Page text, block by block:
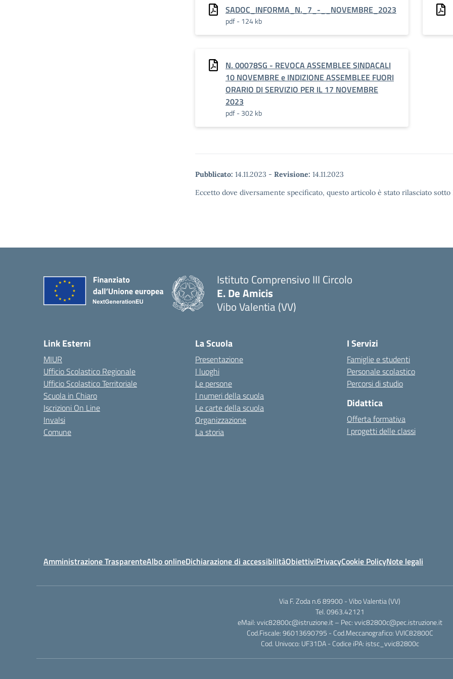
SADOC_INFORMA_N._7_-__NOVEMBRE_2023
pdf - 124 kb
N. 00078SG - REVOCA ASSEMBLEE SINDACALI
10 NOVEMBRE e INDIZIONE ASSEMBLEE FUORI
ORARIO DI SERVIZIO PER IL 17 NOVEMBRE
2023
pdf - 302 kb
Pubblicato: 14.11.2023 - Revisione: 14.11.2023
Eccetto dove diversamente specificato, questo articolo è stato rilasciato
Istituto Comprensivo III Circolo
E. De Amicis
Vibo Valentia (VV)
Link Esterni
MIUR
Ufficio Scolastico Regionale
Ufficio Scolastico Territoriale
Scuola in Chiaro
Iscrizioni On Line
Invalsi
Comune
La Scuola
Presentazione
I luoghi
Le persone
I numeri della scuola
Le carte della scuola
Organizzazione
La storia
I Servizi
Famiglie e studenti
Personale scolastico
Percorsi di studio
Didattica
Offerta formativa
I progetti delle classi
Amministrazione TrasparenteAlbo onlineDichiarazione di accessibilitàObiettiviPrivacyCookie PolicyNote legali
Via F. Zoda n.6 89900 - Vibo Valentia (VV)
Tel. 0963.42121
eMail: vvic82800c@istruzione.it – Pec: vvic82800c@pec.istruzione.it
Cod.Fiscale: 96013690795 - Cod.Meccanografico: VVIC82800C
Cod. Univoco: UF31DA - Codice iPA: istsc_vvic82800c